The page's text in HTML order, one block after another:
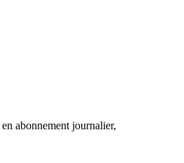
en abonnement journalier,